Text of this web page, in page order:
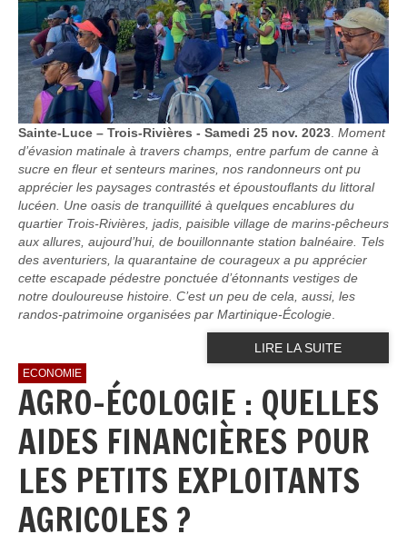
Sainte-Luce – Trois-Rivières - Samedi 25 nov. 2023 Moment
d’évasion matinale à travers champs, entre parfum de canne à
sucre en fleur et senteurs marines, nos randonneurs ont pu
apprécier les paysages contrastés et époustouflants du littoral
lucéen. Une oasis de tranquillité à quelques encablures du
quartier Trois-Rivières, jadis, paisible village de marins-pêcheurs
aux allures, aujourd’hui, de bouillonnante station balnéaire. Tels
des aventuriers, la quarantaine de courageux a pu apprécier
cette escapade pédestre ponctuée d’étonnants vestiges de
notre douloureuse histoire. C’est un peu de cela, aussi, les
randos-patrimoine organisées par Martinique-Écologie
LIRE LA SUITE
ECONOMIE
AGRO-ÉCOLOGIE : QUELLES
AIDES FINANCIÈRES POUR
LES PETITS EXPLOITANTS
AGRICOLES ?